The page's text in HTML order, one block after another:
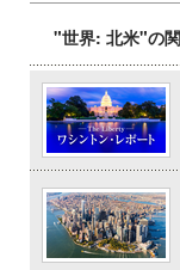
"世界: 北米"の